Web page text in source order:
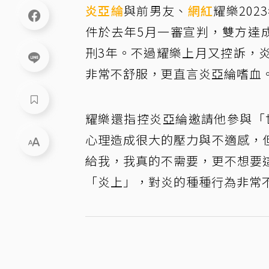
炎亞綸與前男友、 網紅耀樂
件於去年5月一審宣判，雙方達
刑3年。不過耀樂上月又控訴，
非常不舒服，更直言炎亞綸嗜血
耀樂還指控炎亞綸邀請他參與
心理造成很大的壓力與不適感
給我，我真的不需要，更不想
「炎上」，對炎的種種行為非常